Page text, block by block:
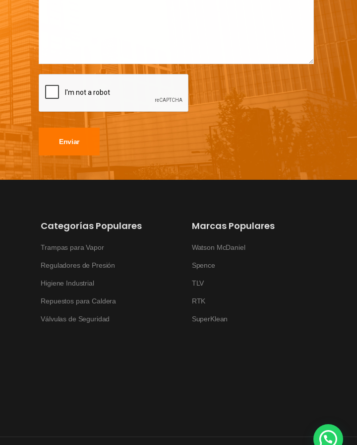
Enviar
Categorías Populares
Trampas para Vapor
Reguladores de Presión
Higiene Industrial
Repuestos para Caldera
Válvulas de Seguridad
Marcas Populares
Watson McDaniel
Spence
TLV
RTK
SuperKlean